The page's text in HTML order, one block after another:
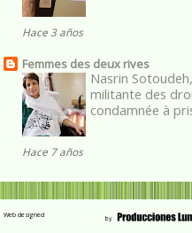
Hace 3 años
Femmes des deux rives
Nasrin
militante des
condamnée à
Hace 7 años
Web designed